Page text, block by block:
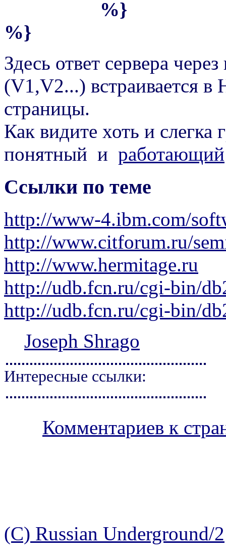
%}
%}
Здесь ответ сервера
(V1,V2...) встраивается
страницы.
Как видите хоть и слегка
понятный и работающий
Ссылки по теме
http://www-4.ibm.com/
http://www.citforum.ru/
http://www.hermitage.ru
http://udb.fcn.ru/cgi-bin/
http://udb.fcn.ru/cgi-bin/
Joseph Shrago
Интересные ссылки:
Комментариев к
(C) Russian Underground/2